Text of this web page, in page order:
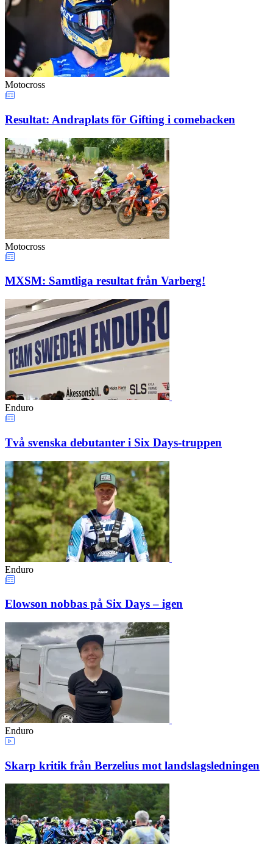
Motocross
Resultat: Andraplats för Gifting i comebacken
Motocross
MXSM: Samtliga resultat från Varberg!
Enduro
Två svenska debutanter i Six Days-truppen
Enduro
Elowson nobbas på Six Days – igen
Enduro
Skarp kritik från Berzelius mot landslagsledningen